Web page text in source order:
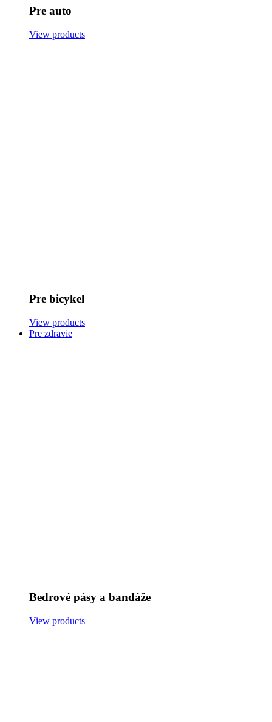
Pre auto
View products
Pre bicykel
View products
Pre zdravie
Bedrové pásy a bandáže
View products